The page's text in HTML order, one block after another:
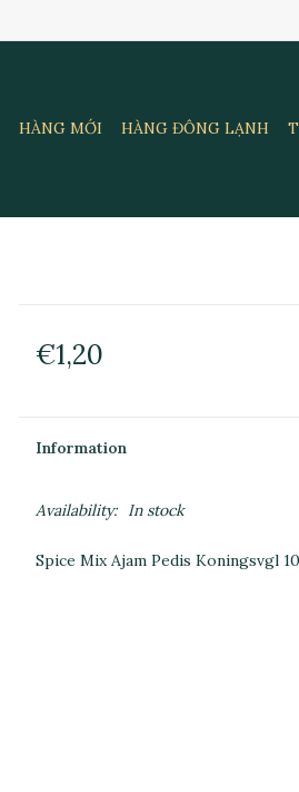
HÀNG MỚI HÀNG ĐÔNG LẠNH
€1,20
Information
Availability: In stock
Spice Mix Ajam Pedis Koningsvgl